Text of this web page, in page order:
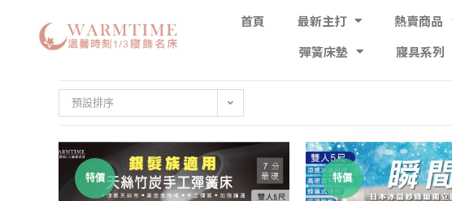
首頁 最新主打 熱賣商品
彈簧床墊
寢具系列
預設排序
特價 特價